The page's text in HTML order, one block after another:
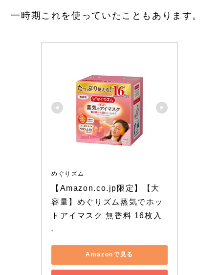
一時期これを使っていたこともあります。
めぐりズム
【Amazon.co.jp限定】【大
容量】めぐりズム蒸気でホッ
トアイマスク 無香料 16枚入
-
Amazonで見る